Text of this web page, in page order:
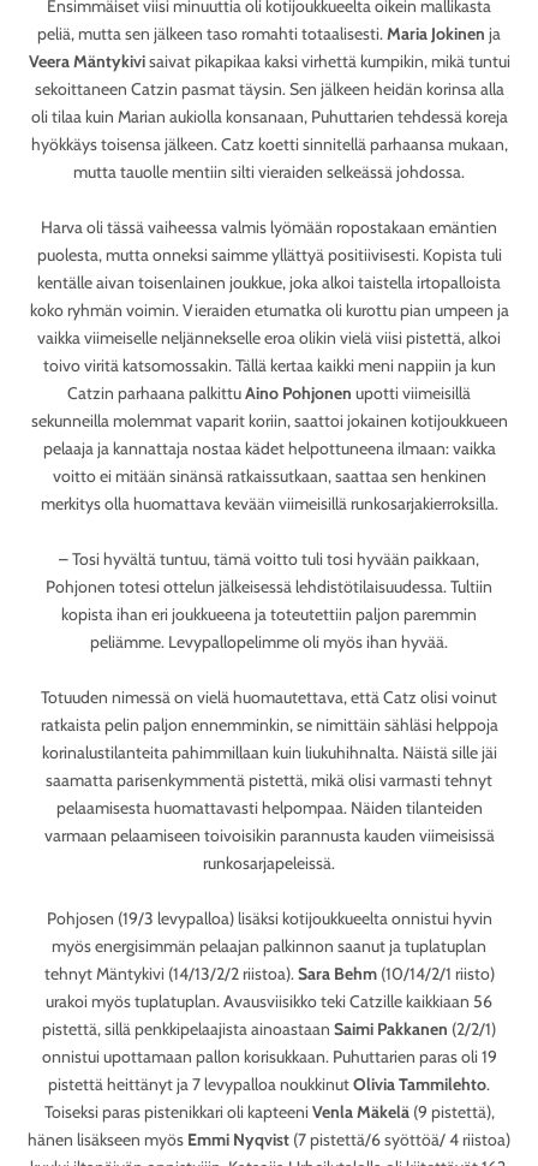
Ensimmäiset viisi minuuttia oli kotijoukkueelta oikein mallikasta
peliä, mutta sen jälkeen taso romahti totaalisesti.Maria Jokinen ja
Veera Mäntykivisaivat pikapikaa kaksi virhettä kumpikin, mikä tuntui
sekoittaneen Catzin pasmat täysin. Sen jälkeen heidän korinsa alla
oli tilaa kuin Marian aukiolla konsanaan, Puhuttarien tehdessä koreja
hyökkäys toisensa jälkeen. Catz koetti sinnitellä parhaansa mukaan,
mutta tauolle mentiin silti vieraiden selkeässä johdossa.
Harva oli tässä vaiheessa valmis lyömään ropostakaan emäntien
puolesta, mutta onneksi saimme yllättyä positiivisesti. Kopista tuli
kentälle aivan toisenlainen joukkue, joka alkoi taistella irtopalloista
koko ryhmän voimin. Vieraiden etumatka oli kurottu pian umpeen ja
vaikka viimeiselle neljännekselle eroa olikin vielä viisi pistettä, alkoi
toivo viritä katsomossakin. Tällä kertaa kaikki meni nappiin ja kun
Catzin parhaana palkittuAino Pohjonen upotti viimeisillä
sekunneilla molemmat vaparit koriin, saattoi jokainen kotijoukkueen
pelaaja ja kannattaja nostaa kädet helpottuneena ilmaan: vaikka
voitto ei mitään sinänsä ratkaissutkaan, saattaa sen henkinen
merkitys olla huomattava kevään viimeisillä runkosarjakierroksilla.
– Tosi hyvältä tuntuu, tämä voitto tuli tosi hyvään paikkaan,
Pohjonen totesi ottelun jälkeisessä lehdistötilaisuudessa. Tultiin
kopista ihan eri joukkueena ja toteutettiin paljon paremmin
peliämme. Levypallopelimme oli myös ihan hyvää.
Totuuden nimessä on vielä huomautettava, että Catz olisi voinut
ratkaista pelin paljon ennemminkin, se nimittäin sähläsi helppoja
korinalustilanteita pahimmillaan kuin liukuhihnalta. Näistä sille jäi
saamatta parisenkymmentä pistettä, mikä olisi varmasti tehnyt
pelaamisesta huomattavasti helpompaa. Näiden tilanteiden
varmaan pelaamiseen toivoisikin parannusta kauden viimeisissä
runkosarjapeleissä.
Pohjosen (19/3 levypalloa) lisäksi kotijoukkueelta onnistui hyvin
myös energisimmän pelaajan palkinnon saanut ja tuplatuplan
tehnyt Mäntykivi (14/13/2/2 riistoa).Sara Behm(10/14/2/1 riisto)
urakoi myös tuplatuplan. Avausviisikko teki Catzille kaikkiaan 56
pistettä, sillä penkkipelaajista ainoastaan Saimi Pakkanen (2/2/1)
onnistui upottamaan pallon korisukkaan. Puhuttarien paras oli 19
pistettä heittänyt ja 7 levypalloa noukkinutOlivia Tammilehto.
Toiseksi paras pistenikkari oli kapteeni Venla Mäkelä(9 pistettä),
hänen lisäkseen myös Emmi Nyqvist (7 pistettä/6 syöttöä/ 4 riistoa)